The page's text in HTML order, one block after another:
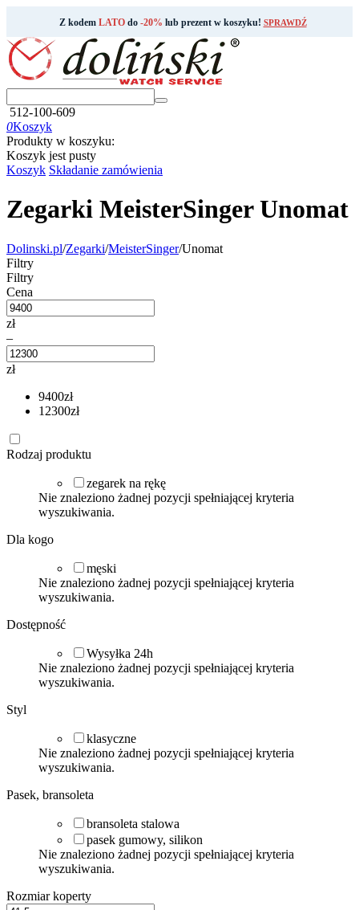
Z kodem LATOdo -20% lub prezent w koszyku! SPRAWDŹ
512-100-609
0Koszyk
Produkty w koszyku:
Koszyk jest pusty
Koszyk Składanie zamówienia
Zegarki MeisterSinger Unomat
Dolinski.pl/Zegarki/MeisterSinger/Unomat
Filtry
Filtry
Cena
zł
–
zł
9400zł
12300zł
Rodzaj produktu
zegarek na rękę
Nie znaleziono żadnej pozycji spełniającej kryteria
wyszukiwania.
Dla kogo
męski
Nie znaleziono żadnej pozycji spełniającej kryteria
wyszukiwania.
Dostępność
Wysyłka 24h
Nie znaleziono żadnej pozycji spełniającej kryteria
wyszukiwania.
Styl
klasyczne
Nie znaleziono żadnej pozycji spełniającej kryteria
wyszukiwania.
Pasek, bransoleta
bransoleta stalowa
pasek gumowy, silikon
Nie znaleziono żadnej pozycji spełniającej kryteria
wyszukiwania.
Rozmiar koperty